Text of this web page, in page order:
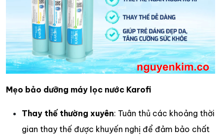
Mẹo bảo dưỡng máy lọc nước Karofi
Thay thế thường xuyên: Tuân thủ các khoảng thời
gian thay thế được khuyến nghị để đảm bảo chất